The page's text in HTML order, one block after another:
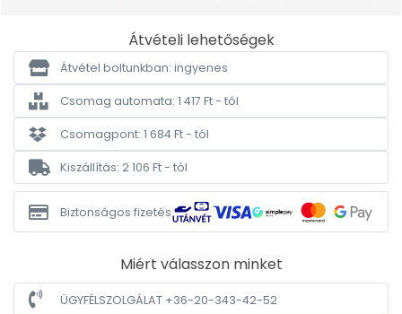
Átvételi lehetőségek
Átvétel boltunkban: ingyenes
Csomag automata: 1 417 Ft - tól
Csomagpont: 1 684 Ft - tól
Kiszállítás: 2 106 Ft - tól
Biztonságos fizetés
Miért válasszon minket
ÜGYFÉLSZOLGÁLAT +36-20-343-42-52